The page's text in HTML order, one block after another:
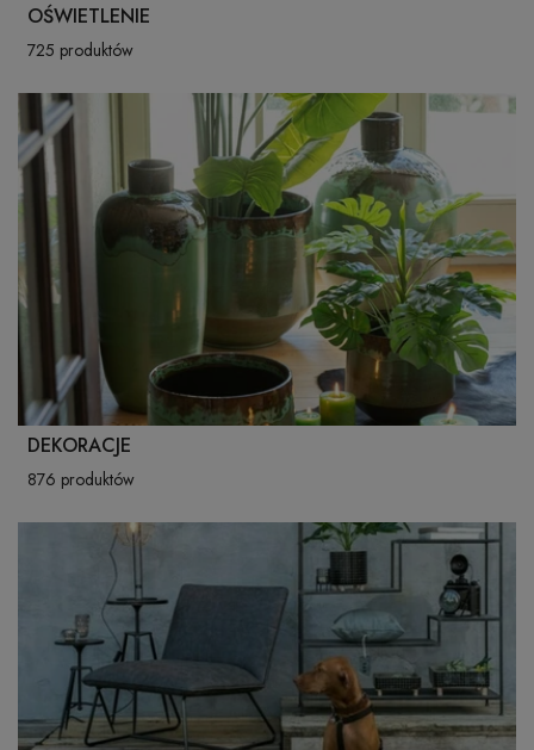
OŚWIETLENIE
725 produktów
DEKORACJE
876 produktów